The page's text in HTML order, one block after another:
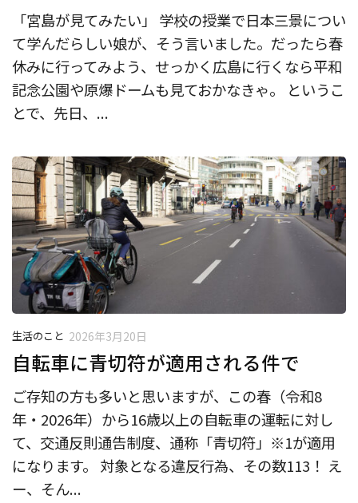
「宮島が見てみたい」 学校の授業で日本三景につい
て学んだらしい娘が、そう言いました。だったら春
休みに行ってみよう、せっかく広島に行くなら平和
記念公園や原爆ドームも見ておかなきゃ。 というこ
とで、先日、...
生活のこと 2026年3月20日
自転車に青切符が適用される件で
ご存知の方も多いと思いますが、この春（令和8
年・2026年）から16歳以上の自転車の運転に対し
て、交通反則通告制度、通称「青切符」※1が適用
になります。 対象となる違反行為、その数113！ え
ー、そん...